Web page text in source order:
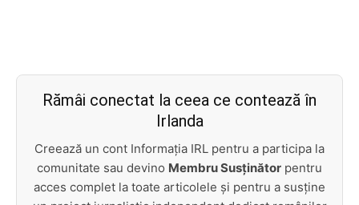
Rămâi conectat la ceea ce contează în
Irlanda
Creează un cont Informația IRL pentru a participa la
comunitate sau devino Membru Susținător pentru
acces complet la toate articolele și pentru a susține